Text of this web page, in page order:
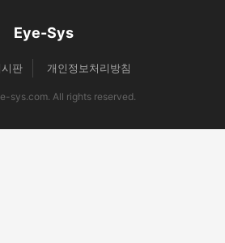
Eye-Sys
시판 개인정보처리방침
sys.com. All rights reserved.